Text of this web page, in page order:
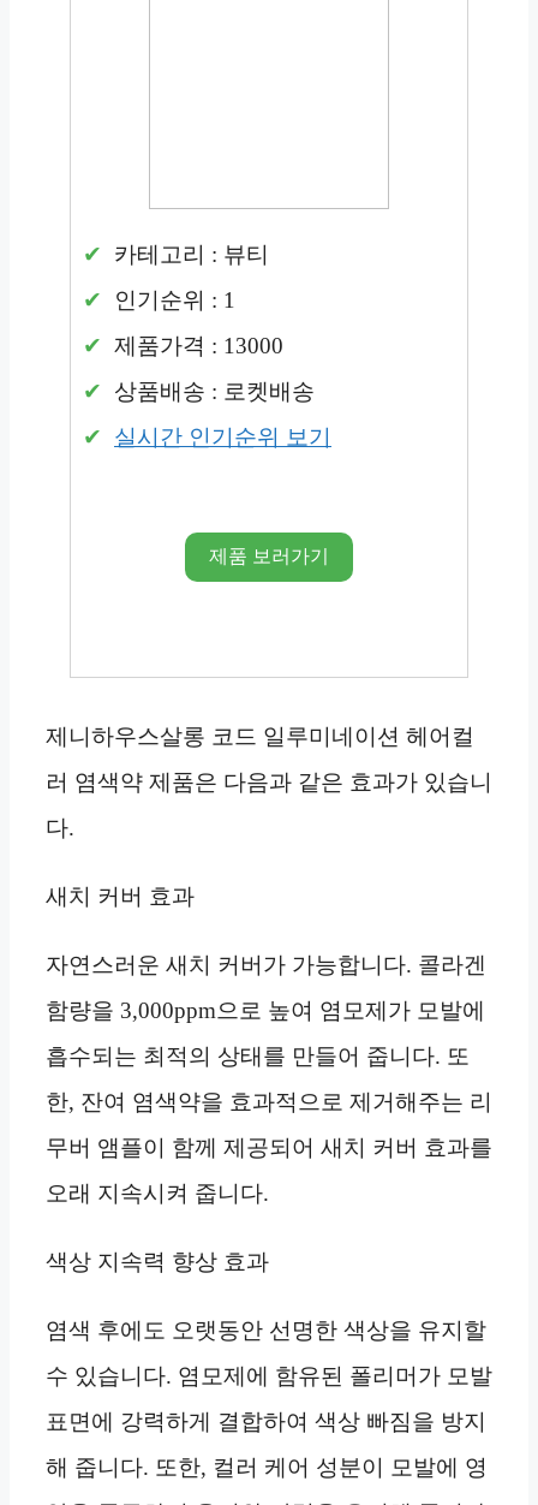
카테고리 : 뷰티
인기순위 : 1
제품가격 : 13000
상품배송 : 로켓배송
실시간 인기순위 보기
제품 보러가기
제니하우스살롱 코드 일루미네이션 헤어컬
러 염색약 제품은 다음과 같은 효과가 있습니
다.
새치 커버 효과
자연스러운 새치 커버가 가능합니다. 콜라겐
함량을 3,000ppm으로 높여 염모제가 모발에
흡수되는 최적의 상태를 만들어 줍니다. 또
한, 잔여 염색약을 효과적으로 제거해주는 리
무버 앰플이 함께 제공되어 새치 커버 효과를
오래 지속시켜 줍니다.
색상 지속력 향상 효과
염색 후에도 오랫동안 선명한 색상을 유지할
수 있습니다. 염모제에 함유된 폴리머가 모발
표면에 강력하게 결합하여 색상 빠짐을 방지
해 줍니다. 또한, 컬러 케어 성분이 모발에 영